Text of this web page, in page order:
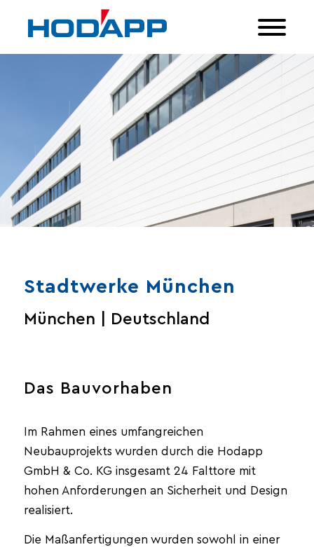
Stadtwerke München
München | Deutschland
Das Bauvorhaben
Im Rahmen eines umfangreichen
Neubauprojekts wurden durch die Hodapp
GmbH & Co. KG insgesamt 24 Falttore mit
hohen Anforderungen an Sicherheit und Design
realisiert.
Die Maßanfertigungen wurden sowohl in einer